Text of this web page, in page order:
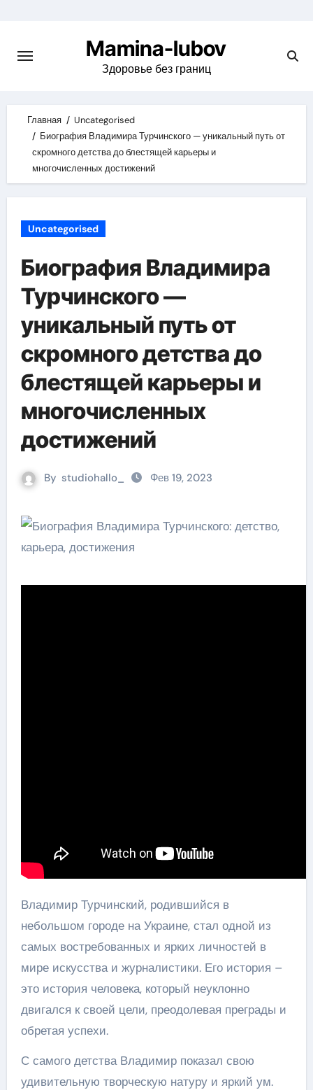
content
Mamina-lubov
Здоровье без границ
Главная
Uncategorised
Биография Владимира Турчинского — уникальный путь от
скромного детства до блестящей карьеры и
многочисленных достижений
Uncategorised
Биография Владимира
Турчинского —
уникальный путь от
скромного детства до
блестящей карьеры и
многочисленных
достижений
By studiohallo_ Фев 19, 2023
Владимир Турчинский, родившийся в
небольшом городе на Украине, стал одной из
самых востребованных и ярких личностей в
мире искусства и журналистики. Его история –
это история человека, который неуклонно
двигался к своей цели, преодолевая преграды и
обретая успехи.
С самого детства Владимир показал свою
удивительную творческую натуру и яркий ум.